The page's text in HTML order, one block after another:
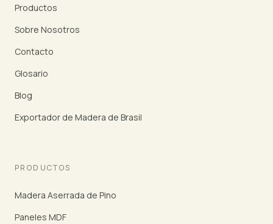
Productos
Sobre Nosotros
Contacto
Glosario
Blog
Exportador de Madera de Brasil
PRODUCTOS
Madera Aserrada de Pino
Paneles MDF